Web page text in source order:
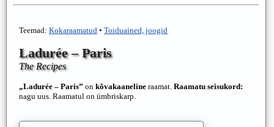
Teemad: Kokaraamatud • Toiduained, joogid
Ladurée – Paris
The Recipes
„Ladurée – Paris” on kõvakaaneline raamat. Raamatu seisukord:
nagu uus. Raamatul on ümbriskarp.